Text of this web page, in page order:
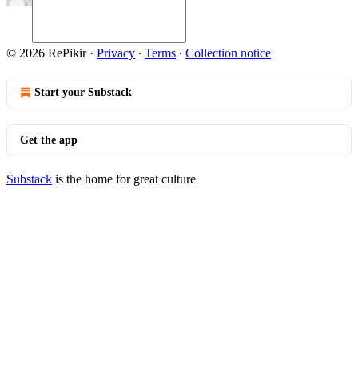
© 2026 RePikir· Privacy ∙ Terms ∙ Collection notice
Start your Substack
Get the app
Substack is the home for great culture